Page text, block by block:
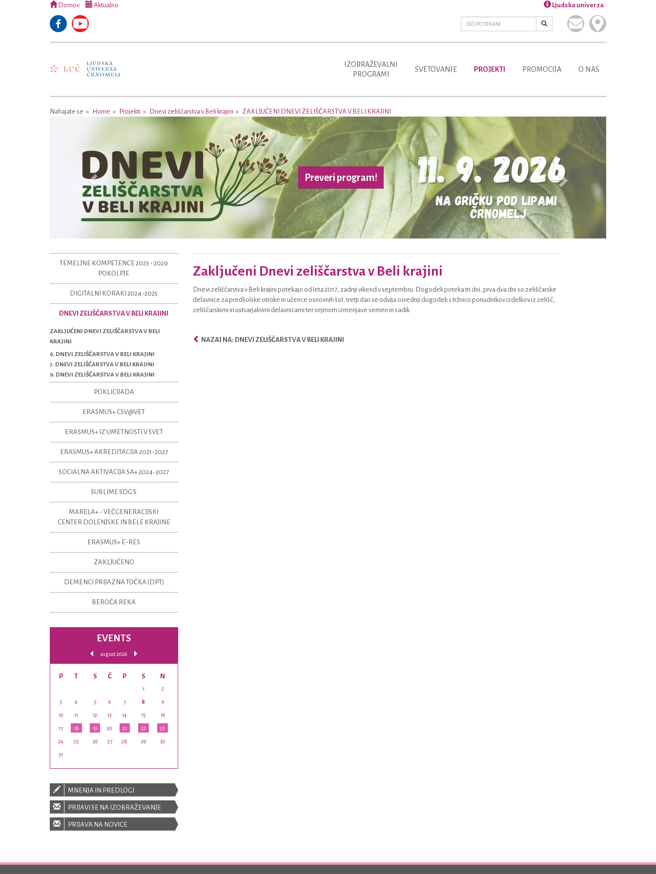
Domov Aktualno Ljudska univerza
IZOBRAŽEVALNI
PROGRAMI
SVETOVANJE PROJEKTI PROMOCIJA O NAS
Nahajate se Home Projekti Dnevi zeliščarstva v Beli krajini ZAKLJUČENI DNEVI ZELIŠČARSTVA V BELI KRAJINI
Preveri program!
Zaključeni Dnevi zeliščarstva v Beli krajini
Dnevi zeliščarstva v Beli krajini potekajo od leta 2017, zadnji vikend v septembru. Dogodek poteka tri dni, prva dva dni so zeliščarske
delavnice za predšolske otroke in učence osnovnih šol, tretji dan se odvija osrednji dogodek s tržnico ponudnikov izdelkov iz zelišč,
zeliščarskimi in ustvarjalnimi delavnicami ter sejmom izmenjave semen in sadik.
NAZAJ NA: DNEVI ZELIŠČARSTVA V BELI KRAJINI
TEMELJNE KOMPETENCE 2023 - 2029
POKOLPJE
DIGITALNI KORAKI 2024-2025
DNEVI ZELIŠČARSTVA V BELI KRAJINI
ZAKLJUČENI DNEVI ZELIŠČARSTVA V BELI
KRAJINI
6. DNEVI ZELIŠČARSTVA V BELI KRAJINI
7. DNEVI ZELIŠČARSTVA V BELI KRAJINI
9. DNEVI ZELIŠČARSTVA V BELI KRAJINI
POKLICIJADA
ERASMUS+ CSV@VET
ERASMUS+ IZ UMETNOSTI V SVET
ERASMUS+ AKREDITACIJA 2021-2027
SOCIALNA AKTIVACIJA SA+ 2024-2027
SUBLIME SDG'S
MARELA+ - VEČGENERACIJSKI
CENTER DOLENJSKE IN BELE KRAJINE
ERASMUS+ E-RES
ZAKLJUČENO
DEMENCI PRIJAZNA TOČKA (DPT)
BEROČA REKA
EVENTS
avgust 2026
P T S Č P S N
1 2
3 4 5 6 7 8 9
10 11 12 13 14 15 16
17 18 19 20 21 22 23
24 25 26 27 28 29 30
31
MNENJA IN PREDLOGI
PRIJAVI SE NA IZOBRAŽEVANJE
PRIJAVA NA NOVICE